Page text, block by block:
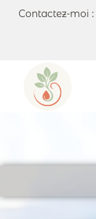
Contactez-moi :